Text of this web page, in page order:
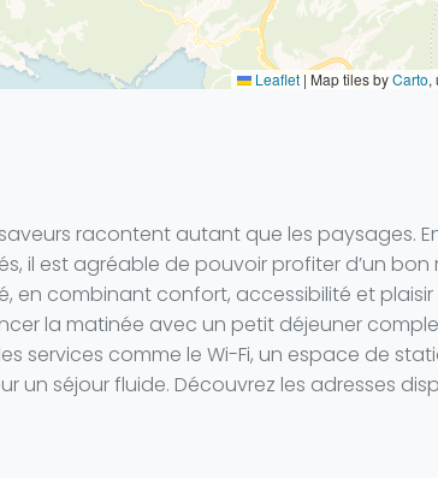
Leaflet | Map tiles byCarto,
racontent autant que les paysages.
il est agréable de pouvoir profiter d’un
en combinant confort, accessibilité et
la matinée avec un petit déjeuner
services comme le Wi-Fi, un espace de
séjour fluide. Découvrez les adresses